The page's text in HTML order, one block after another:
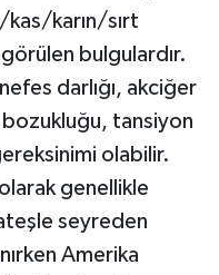
kas/karın/sırt
görülen bulgulardır.
darlığı, akciğer
tansiyon
olabilir.
genellikle
seyreden
Amerika